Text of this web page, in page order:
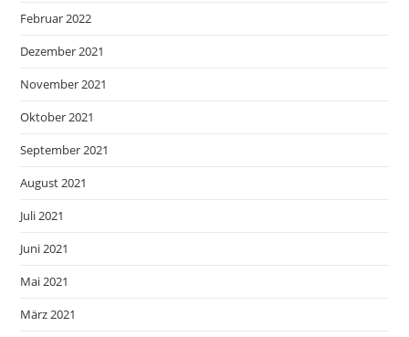
Februar 2022
Dezember 2021
November 2021
Oktober 2021
September 2021
August 2021
Juli 2021
Juni 2021
Mai 2021
März 2021